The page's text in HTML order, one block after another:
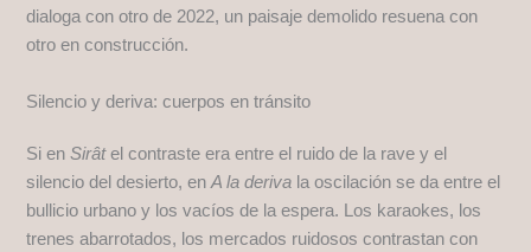
dialoga con otro de 2022, un paisaje demolido resuena con
otro en construcción.
Silencio y deriva: cuerpos en tránsito
Si enSirâtel contraste era entre el ruido de la rave y el
silencio del desierto, enA la deriva la oscilación se da entre el
bullicio urbano y los vacíos de la espera. Los karaokes, los
trenes abarrotados, los mercados ruidosos contrastan con